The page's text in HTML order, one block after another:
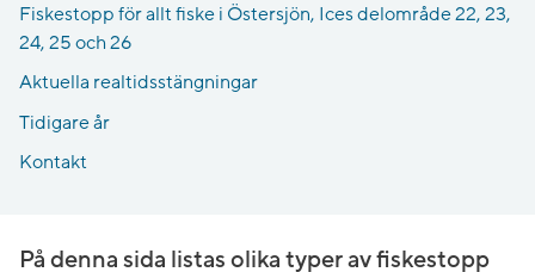
Fiskestopp för allt fiske i Östersjön, Ices delområde 22, 23,
24, 25 och 26
Lekstängningsperioder
Aktuella realtids­stängningar
Tidigare år
Kontakt
På denna sida listas olika typer av fiskestopp